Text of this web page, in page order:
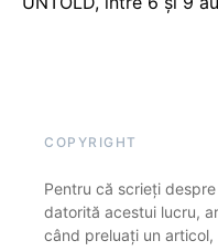
COPYRIGHT
Pentru că scrieți
datorită acestui lucru,
când preluați un